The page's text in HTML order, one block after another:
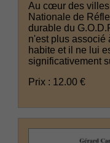
Au cœur des
Nationale de
durable du
n'est plus associé
habite et il ne lui
significativement
Prix : 12.00 €